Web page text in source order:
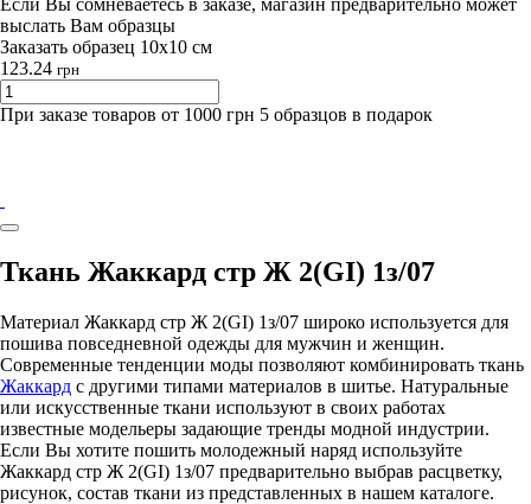
выслать Вам образцы
Заказать образец 10х10 см
123.24 грн
При заказе товаров от 1000 грн 5 образцов в подарок
Ткань Жаккард стр Ж 2(GI) 1з/07
Материал Жаккард стр Ж 2(GI) 1з/07 широко используется для
пошива повседневной одежды для мужчин и женщин.
Современные тенденции моды позволяют комбинировать ткань
Жаккард с другими типами материалов в шитье. Натуральные
или искусственные ткани используют в своих работах
известные модельеры задающие тренды модной индустрии.
Если Вы хотите пошить молодежный наряд используйте
Жаккард стр Ж 2(GI) 1з/07 предварительно выбрав расцветку,
рисунок, состав ткани из представленных в нашем каталоге.